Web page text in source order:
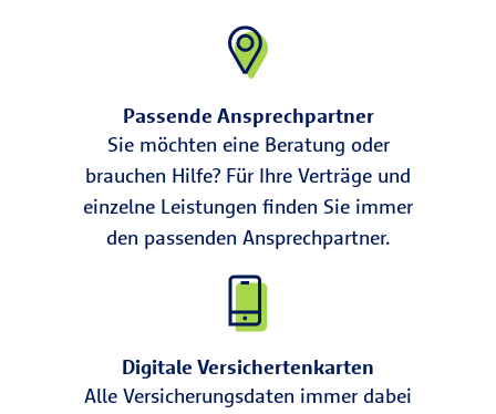
Passende Ansprechpartner
Sie möchten eine Beratung oder
brauchen Hilfe? Für Ihre Verträge und
einzelne Leistungen finden Sie immer
den passenden Ansprechpartner.
Digitale Versichertenkarten
Alle Versicherungsdaten immer dabei